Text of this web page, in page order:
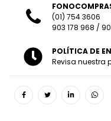
(01) 754 3606
903 178 968 /
POLÍTICA DE
Revisa nuestra